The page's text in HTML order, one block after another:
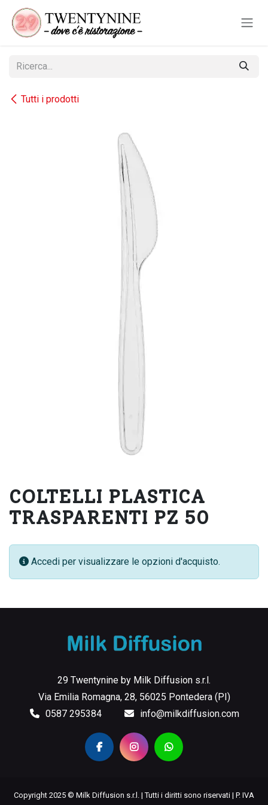
Passa al contenuto
Tutti i prodotti
COLTELLI PLASTICA
TRASPARENTI PZ 50
Accedi per visualizzare le opzioni d'acquisto.
29 Twentynine by Milk Diffusion s.r.l.
Via Emilia Romagna, 28, 56025 Pontedera (PI)
0587 295384
info@milkdiffusion.com
Copyright 2025 © Milk Diffusion s.r.l. | Tutti i diritti sono riservati | P. IVA